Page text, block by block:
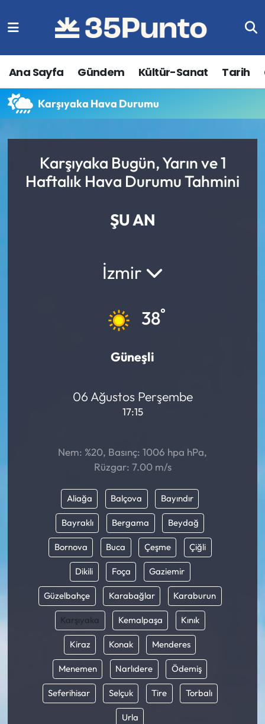
Ana Sayfa Gündem Kültür-Sanat Tarih
Karşıyaka Hava Durumu
Karşıyaka Bugün, Yarın ve 1
Haftalık Hava Durumu Tahmini
ŞU AN
İzmir
38°
Güneşli
06 Ağustos Perşembe
17:15
Nem: %20, Basınç: 1006 hpa hPa,
Rüzgar: 7.00 m/s
Aliağa Balçova Bayındır
Bayraklı Bergama Beydağ
Bornova Buca Çeşme Çiğli
Dikili Foça Gaziemir
Güzelbahçe Karabağlar Karaburun
Karşıyaka Kemalpaşa Kınık
Kiraz Konak Menderes
Menemen Narlıdere Ödemiş
Seferihisar Selçuk Tire Torbalı
Urla